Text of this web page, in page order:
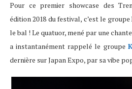
Pour ce premier showcase des
édition 2018 du festival, c’est le groupe
le bal ! Le quatuor, mené par une
a instantanément rappelé le groupe
dernière sur Japan Expo, par sa vibe